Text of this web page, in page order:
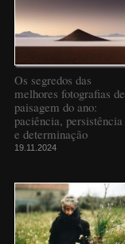
Os segredos das
melhores fotografias de
paisagem do ano:
paciência, persistência
e determinação
19.11.2024